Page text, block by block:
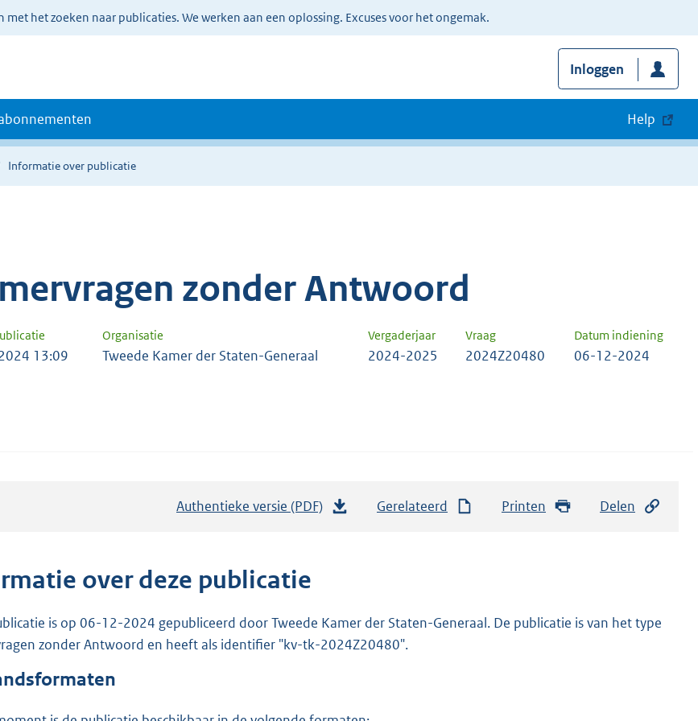
het zoeken naar publicaties. We werken aan een oplossing. Excuses voor het ongemak.
Inloggen
Help
Informatie over publicatie
zonder Antwoord
Organisatie Vergaderjaar Vraag Datum indiening
13:09 Tweede Kamer der Staten-Generaal 2024-2025 2024Z20480 06-12-2024
Authentieke versie (PDF)
n
d
Gerelateerd Printen Delen
over deze publicatie
is op 06-12-2024 gepubliceerd door Tweede Kamer der Staten-Generaal. De publicatie is van het type
zonder Antwoord en heeft als identifier "kv-tk-2024Z20480".